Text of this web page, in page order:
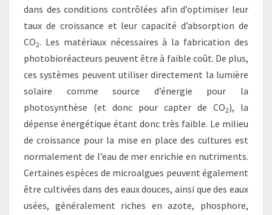
dans des conditions contrôlées afin d’optimiser leur
taux de croissance et leur capacité d’absorption de
CO2. Les matériaux nécessaires à la fabrication des
photobioréacteurs peuvent être à faible coût. De plus,
ces systèmes peuvent utiliser directement la lumière
solaire comme source d’énergie pour la
photosynthèse (et donc pour capter de CO2), la
dépense énergétique étant donc très faible. Le milieu
de croissance pour la mise en place des cultures est
normalement de l’eau de mer enrichie en nutriments.
Certaines espèces de microalgues peuvent également
être cultivées dans des eaux douces, ainsi que des eaux
usées, généralement riches en azote, phosphore,